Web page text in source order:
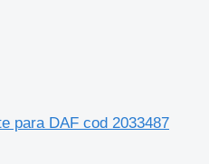
para DAF cod 2033487